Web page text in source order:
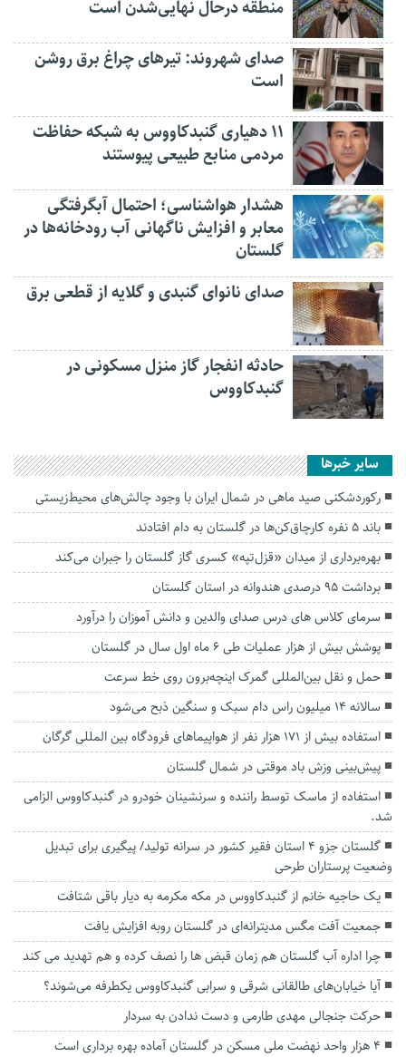
منطقه درحال نهایی‌شدن است
صدای شهروند: تیرهای چراغ برق روشن
است
۱۱ دهیاری گنبدکاووس به شبکه حفاظت
مردمی منابع طبیعی پیوستند
هشدار هواشناسی؛ احتمال آبگرفتگی
معابر و افزایش ناگهانی آب رودخانه‌ها در
گلستان
صدای نانوای گنبدی و گلایه از قطعی برق
حادثه انفجار گاز منزل مسکونی در
گنبدکاووس
سایر خبرها
رکوردشکنی صید ماهی در شمال ایران با وجود چالش‌های محیط‌زیستی
باند ۵ نفره کارچاق‌کن‌ها در گلستان به دام افتادند
بهره‌برداری از میدان «قزل‌تپه» کسری گاز گلستان را جبران می‌کند
برداشت ۹۵ درصدی هندوانه در استان گلستان
سرمای کلاس های درس صدای والدین و دانش آموزان را درآورد
پوشش بیش از هزار عملیات طی ۶ ماه اول سال در گلستان
حمل و نقل بین‌المللی گمرک اینچه‌برون روی خط سرعت
سالانه ۱۴ میلیون راس دام سبک و سنگین ذبح می‌شود
استفاده بیش از ۱۷۱ هزار نفر از هواپیما‌های فرودگاه بین المللی گرگان
پیش‌بینی وزش باد موقتی در شمال گلستان
استفاده از ماسک توسط راننده و سرنشینان خودرو در گنبدکاووس الزامی
شد.
گلستان جزو ۴ استان فقیر کشور در سرانه تولید/ پیگیری برای تبدیل
وضعیت پرستاران طرحی
یک حاجیه خانم از گنبدکاووس در مکه مکرمه به دیار باقی شتافت
جمعیت آفت مگس مدیترانه‌ای در گلستان روبه افزایش یافت
چرا اداره آب گلستان هم زمان قبض ها را نصف کرده و هم تهدید می کند
آیا خیابان‌های طالقانی شرقی و سرابی گنبدکاووس یکطرفه می‌شوند؟
حرکت جنجالی مهدی طارمی و دست ندادن به سردار
۴ هزار واحد نهضت ملی مسکن در گلستان آماده بهره برداری است